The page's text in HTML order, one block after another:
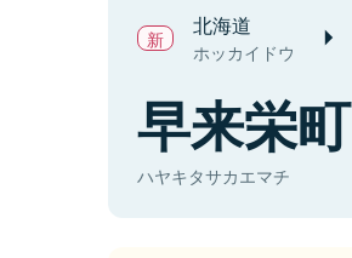
北海道
ホッカイドウ
早来栄町
ハヤキタサカエマチ